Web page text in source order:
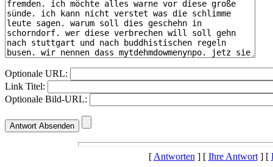
Optionale URL:
Link Titel:
Optionale Bild-URL:
[Antworten] [ Ihre Antwort] [